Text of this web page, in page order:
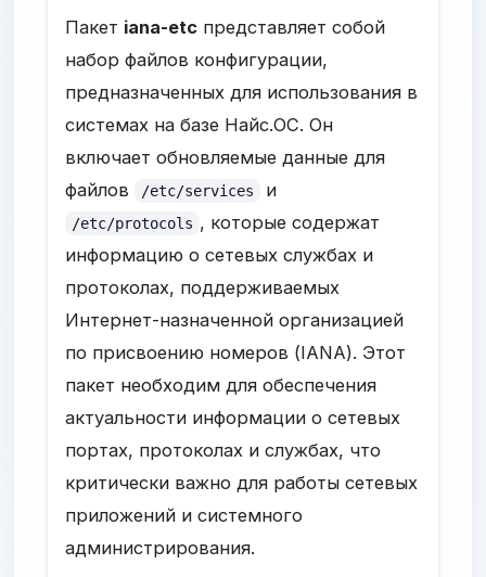
Пакет iana-etc представляет собой
набор файлов конфигурации,
предназначенных для использования в
системах на базе Найс.ОС. Он
включает обновляемые данные для
файлов
/etc/services и
/etc/protocols , которые содержат
информацию о сетевых службах и
протоколах, поддерживаемых
Интернет-назначенной организацией
по присвоению номеров (IANA). Этот
пакет необходим для обеспечения
актуальности информации о сетевых
портах, протоколах и службах, что
критически важно для работы сетевых
приложений и системного
администрирования.